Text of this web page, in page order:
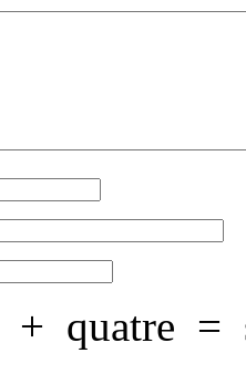
+ quatre =